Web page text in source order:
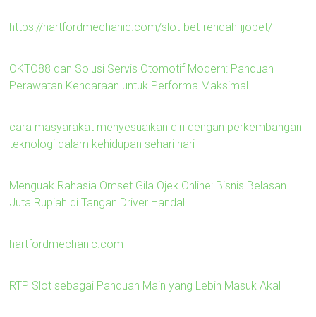
https://hartfordmechanic.com/slot-bet-rendah-ijobet/
OKTO88 dan Solusi Servis Otomotif Modern: Panduan
Perawatan Kendaraan untuk Performa Maksimal
cara masyarakat menyesuaikan diri dengan perkembangan
teknologi dalam kehidupan sehari hari
Menguak Rahasia Omset Gila Ojek Online: Bisnis Belasan
Juta Rupiah di Tangan Driver Handal
hartfordmechanic.com
RTP Slot sebagai Panduan Main yang Lebih Masuk Akal